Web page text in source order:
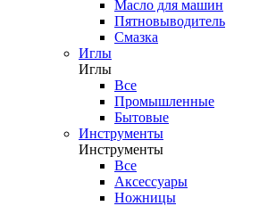
Масло для машин
Пятновыводитель
Смазка
Иглы
Иглы
Все
Промышленные
Бытовые
Инструменты
Инструменты
Все
Аксессуары
Ножницы